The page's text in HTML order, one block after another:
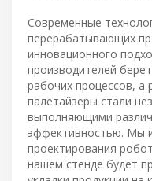
Современные
перерабатывающих
инновационного
производителей
рабочих процессов, а
палетайзеры стали
выполняющими
эффективностью. Мы
проектирования
нашем стенде будет